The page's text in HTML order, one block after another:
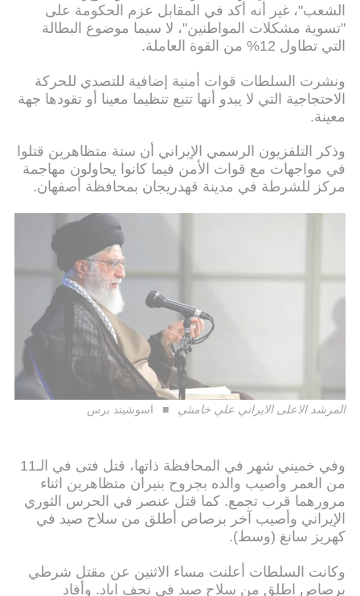
الشعب"، غير أنه أكد في المقابل عزم الحكومة على
"تسوية مشكلات المواطنين"، لا سيما موضوع البطالة
التي تطاول 12% من القوة العاملة.
ونشرت السلطات قوات أمنية إضافية للتصدي للحركة
الاحتجاجية التي لا يبدو أنها تتبع تنظيما معينا أو تقودها جهة
معينة.
وذكر التلفزيون الرسمي الإيراني أن ستة متظاهرين قتلوا
في مواجهات مع قوات الأمن فيما كانوا يحاولون مهاجمة
مركز للشرطة في مدينة قهدريجان بمحافظة أصفهان.
المرشد الاعلى الايراني علي خامنئي اسوشيتد برس
وفي خميني شهر في المحافظة ذاتها، قتل فتى في الـ11
من العمر وأصيب والده بجروح بنيران متظاهرين اثناء
مرورهما قرب تجمع. كما قتل عنصر في الحرس الثوري
الإيراني وأصيب آخر برصاص أطلق من سلاح صيد في
كهريز سانغ (وسط).
وكانت السلطات أعلنت مساء الاثنين عن مقتل شرطي
برصاص اطلق من سلاح صيد في نجف اباد. وأفاد